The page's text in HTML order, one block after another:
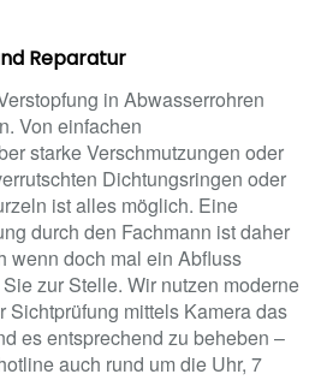
Reparatur
in Abwasserrohren
Von einfachen
starke Verschmutzungen oder
Dichtungsringen oder
ist alles möglich. Eine
durch den Fachmann ist daher
wenn doch mal ein Abfluss
zur Stelle. Wir nutzen moderne
Sichtprüfung mittels Kamera das
es entsprechend zu beheben –
auch rund um die Uhr, 7